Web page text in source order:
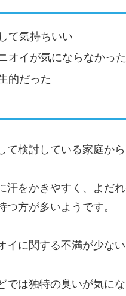
て気持ちいい
オイが気にならなかった
的だった
て検討している家庭か
汗をかきやすく、よだ
つ方が多いようです。
イに関する不満が少な
では独特の臭いが気に